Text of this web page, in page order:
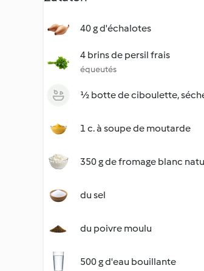
40 g d'échalotes
4 brins de persil frais
équeutés
½ botte de ciboulette,
1 c. à soupe de moutarde
350 g de fromage blanc
du sel
du poivre moulu
500 g d'eau bouillante